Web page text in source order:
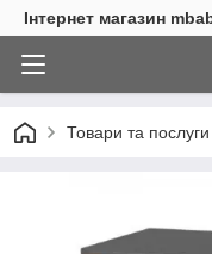
Інтернет магазин
Товари та послуги